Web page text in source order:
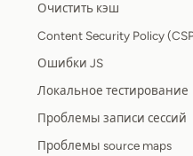
Очистить кэш
Content Security Policy
Ошибки JS
Локальное тестирование
Проблемы записи сессий
Проблемы source maps